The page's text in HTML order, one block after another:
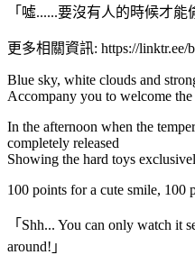
「噓......要沒有人的時候才能
更多相關資訊: https://linktr.ee/
Blue sky, white clouds and
Accompany you to welcome the
In the afternoon when the
completely released
Showing the hard toys
100 points for a cute smile, 100
「Shh... You can only watch it
around!」